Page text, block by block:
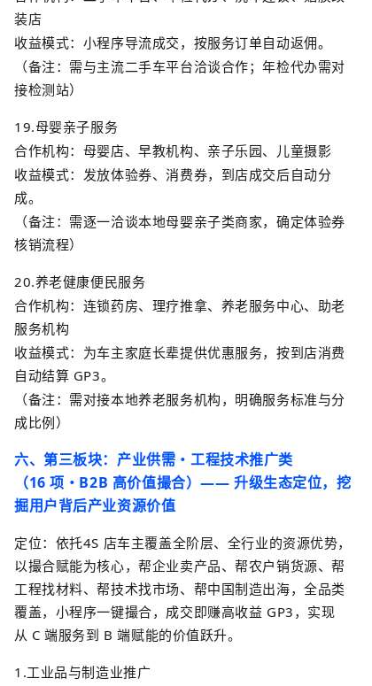
装店
收益模式：小程序导流成交，按服务订单自动返佣。
（备注：需与主流二手车平台洽谈合作；年检代办需对
接检测站）
19.母婴亲子服务
合作机构：母婴店、早教机构、亲子乐园、儿童摄影
收益模式：发放体验券、消费券，到店成交后自动分
成。
（备注：需逐一洽谈本地母婴亲子类商家，确定体验券
核销流程）
20.养老健康便民服务
合作机构：连锁药房、理疗推拿、养老服务中心、助老
服务机构
收益模式：为车主家庭长辈提供优惠服务，按到店消费
自动结算 GP3。
（备注：需对接本地养老服务机构，明确服务标准与分
成比例）
六、第三板块：产业供需・工程技术推广类
（16项・ B2B 高价值撮合）—— 升级生态定位，挖
掘用户背后产业资源价值
定位：依托4S 店车主覆盖全阶层、全行业的资源优势，
以撮合赋能为核心，帮企业卖产品、帮农户销货源、帮
工程找材料、帮技术找市场、帮中国制造出海，全品类
覆盖，小程序一键撮合，成交即赚高收益 GP3 ，实现
从 C端服务到 B端赋能的价值跃升。
1.工业品与制造业推广